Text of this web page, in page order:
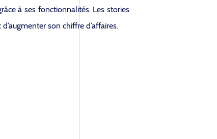
à ses fonctionnalités. Les stories
son chiffre d’affaires.